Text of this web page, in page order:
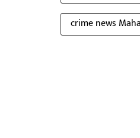
crime news